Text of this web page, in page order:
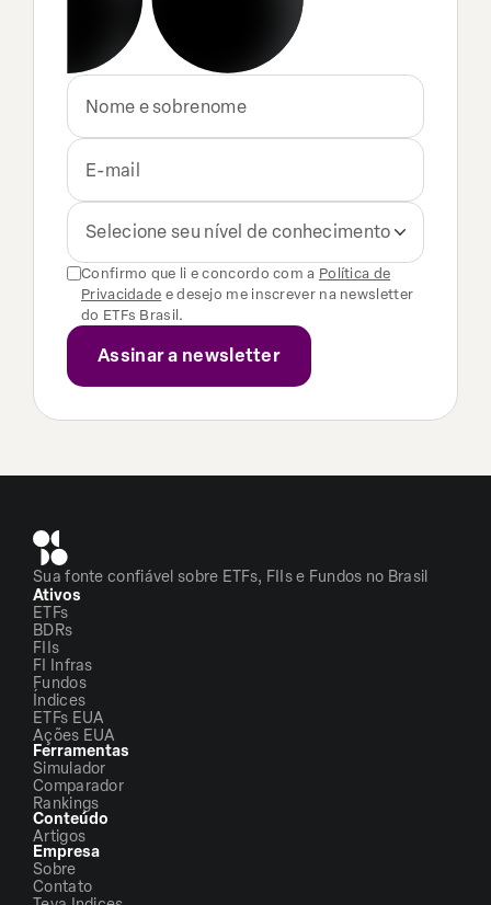
Selecione seu nível de conhecimento
Confirmo que li e concordo com a Política de
Privacidade e desejo me inscrever na newsletter
do ETFs Brasil.
Sua fonte confiável sobre ETFs, FIIs e Fundos no Brasil
Ativos
ETFs
BDRs
FIIs
FI Infras
Fundos
Índices
ETFs EUA
Ações EUA
Ferramentas
Simulador
Comparador
Rankings
Conteúdo
Artigos
Empresa
Sobre
Contato